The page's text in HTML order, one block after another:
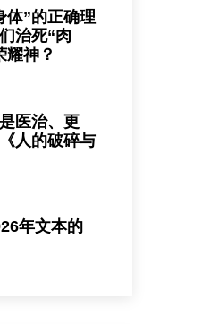
体”的正确理
治死“肉
耀神？
医治、更
人的破碎与
年文本的